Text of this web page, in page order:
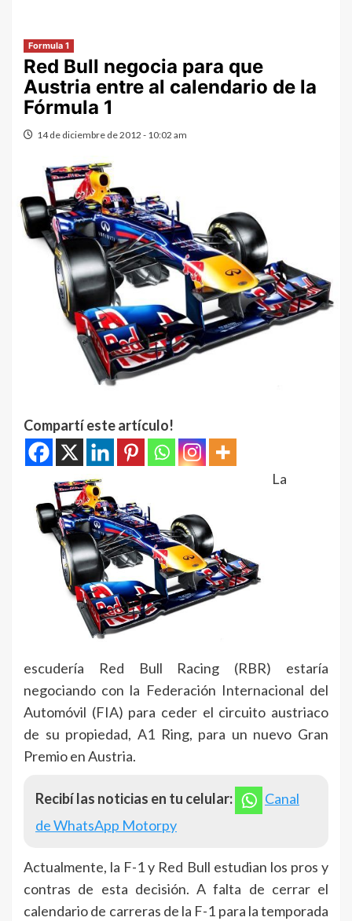
Formula 1
Red Bull negocia para que
Austria entre al calendario de la
Fórmula 1
14 de diciembre de 2012 - 10:02 am
Compartí este artículo!
La
escudería Red Bull Racing (RBR) estaría
negociando con la Federación Internacional del
Automóvil (FIA) para ceder el circuito austriaco
de su propiedad, A1 Ring, para un nuevo Gran
Premio en Austria.
Recibí las noticias en tu celular:
Canal
de WhatsApp Motorpy
Actualmente, la F-1 y Red Bull estudian los pros y
contras de esta decisión. A falta de cerrar el
calendario de carreras de la F-1 para la temporada